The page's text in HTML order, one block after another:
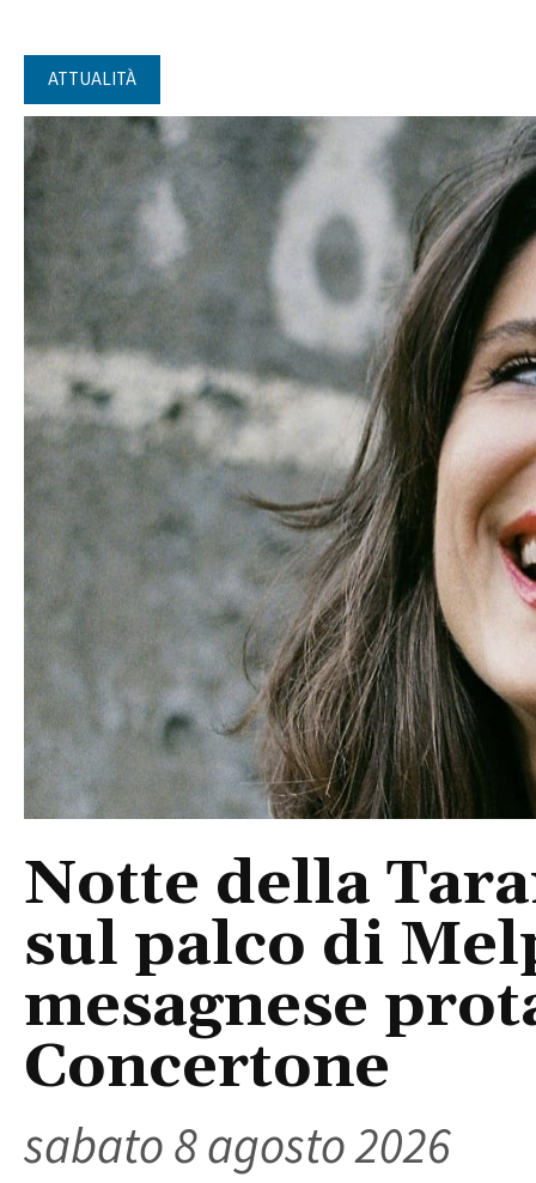
ATTUALITÀ
Notte della
sul palco di
mesagnese
Concertone
sabato 8 agosto 2026